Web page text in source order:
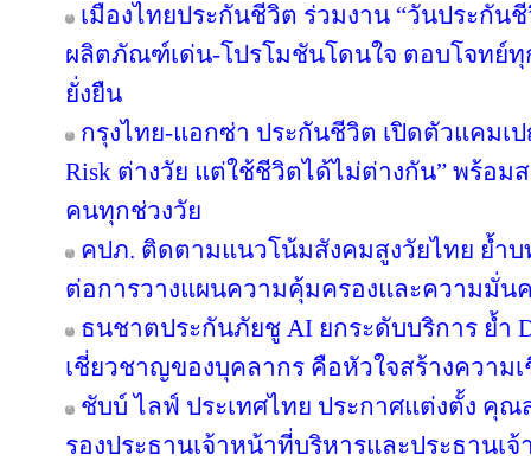
เมืองไทยประกันชีวิต ร่วมงาน “วันประกัน
ผลิตภัณฑ์เด่น-โปรโมชันโดนใจ ตอบโจทย์
ยั่งยืน
กรุงไทย-แอกซ่า ประกันชีวิต เปิดตัวแคมเป
Risk ต่างวัย แต่ใช้ชีวิตได้ไม่ต่างกัน” พร้อ
คนทุกช่วงวัย
คปภ. ติดตามแนวโน้มสังคมสูงวัยไทย ย้ำ
ต่อการวางแผนความคุ้มครองและความมั่นค
ธนชาตประกันภัยชู AI ยกระดับบริการ ย้ำ
เชี่ยวชาญของบุคลากร คือหัวใจสร้างความ
ชับบ์ ไลฟ์ ประเทศไทย ประกาศแต่งตั้ง คุ
รองประธานเจ้าหน้าที่บริหารและประธานเ